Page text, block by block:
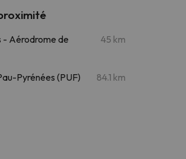
- Aérodrome de
45 km
Pyrénées (PUF) 84.1 km